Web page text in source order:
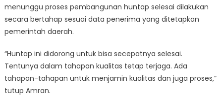
menunggu proses pembangunan huntap selesai dilakukan
secara bertahap sesuai data penerima yang ditetapkan
pemerintah daerah.
“Huntap ini didorong untuk bisa secepatnya selesai.
Tentunya dalam tahapan kualitas tetap terjaga. Ada
tahapan-tahapan untuk menjamin kualitas dan juga proses,”
tutup Amran.